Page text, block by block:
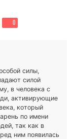
0
силы,
силой
в человека с
активирующие
который
по имени
так как в
ним появилась